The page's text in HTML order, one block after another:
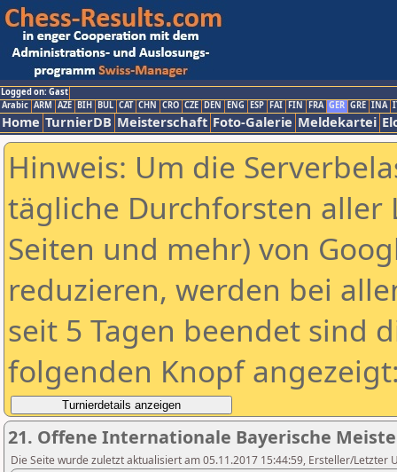
Logged on: Gast
Arabic ARM AZE BIH BUL CAT CHN CRO CZE DEN ENG ESP FAI FIN FRA GER GRE INA
Home TurnierDB Meisterschaft Foto-Galerie Meldekartei
Hinweis: Um die
tägliche Durchforsten aller
Seiten und mehr) von
reduzieren, werden bei
seit 5 Tagen beendet sind
folgenden Knopf
21. Offene Internationale Bayerische
Die Seite wurde zuletzt aktualisiert am 05.11.2017 15:44:59, Ersteller/Letzter